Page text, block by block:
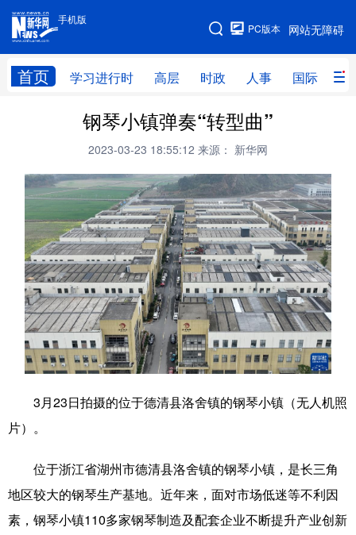
手机版
网站无障碍
PC版本
首页 学习进行时 高层 时政 人事 国际 财
手机版
网站地图
高层 时政
财经 网评
台湾 思客智库 全球连线 教育
科技 科创 量子 体育
文化 书画 健康 军事
访谈 视频 图片 政务
法律 中央文件 金融 汽车
食品 人居 信息化 数字经济
公益 一带一路 亚太网 上市公司
文化产业
钢琴小镇弹奏“转型曲”
2023-03-23 18:55:12 来源： 新华网
3月23日拍摄的位于德清县洛舍镇的钢琴小镇（无人机照
片）。
位于浙江省湖州市德清县洛舍镇的钢琴小镇，是长三角
地区较大的钢琴生产基地。近年来，面对市场低迷等不利因
素，钢琴小镇110多家钢琴制造及配套企业不断提升产业创新